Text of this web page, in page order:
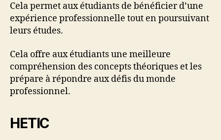
Cela permet aux étudiants de bénéficier d’une
expérience professionnelle tout en poursuivant
leurs études.
Cela offre aux étudiants une meilleure
compréhension des concepts théoriques et les
prépare à répondre aux défis du monde
professionnel.
HETIC